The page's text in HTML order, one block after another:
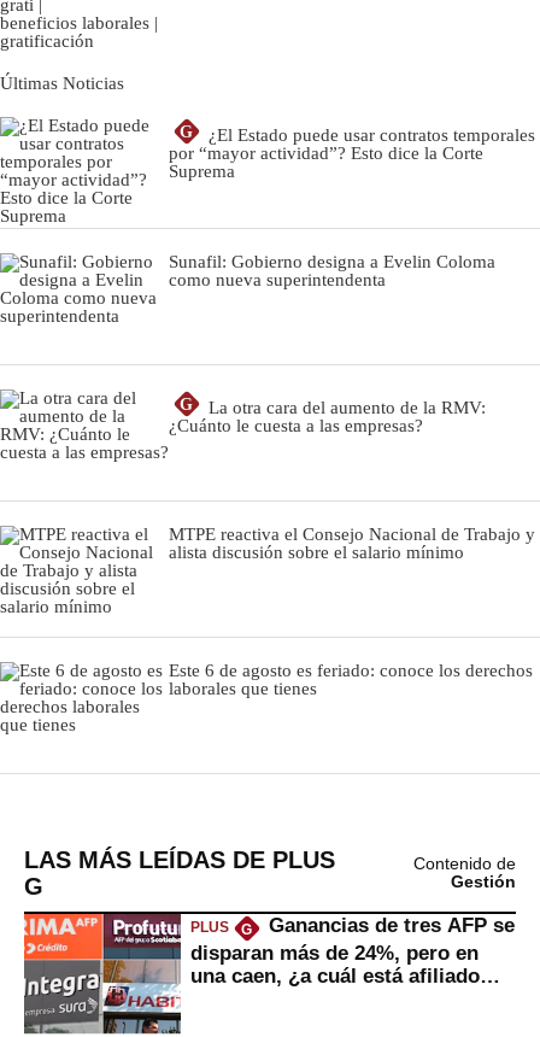
LAS MÁS LEÍDAS DE PLUS
G
Contenido de
Gestión
PLUS G
Ganancias de tres AFP se
disparan más de 24%, pero en
una caen, ¿a cuál está afiliado